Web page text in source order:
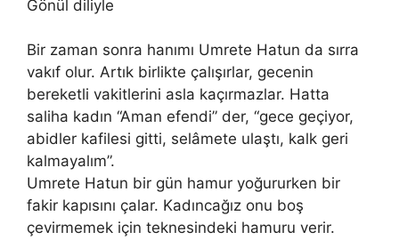
Gönül diliyle
Bir zaman sonra hanımı Umrete Hatun da sırra
vakıf olur. Artık birlikte çalışırlar, gecenin
bereketli vakitlerini asla kaçırmazlar. Hatta
saliha kadın “Aman efendi” der, “gece geçiyor,
abidler kafilesi gitti, selâmete ulaştı, kalk geri
kalmayalım”.
Umrete Hatun bir gün hamur yoğururken bir
fakir kapısını çalar. Kadıncağız onu boş
çevirmemek için teknesindeki hamuru verir.